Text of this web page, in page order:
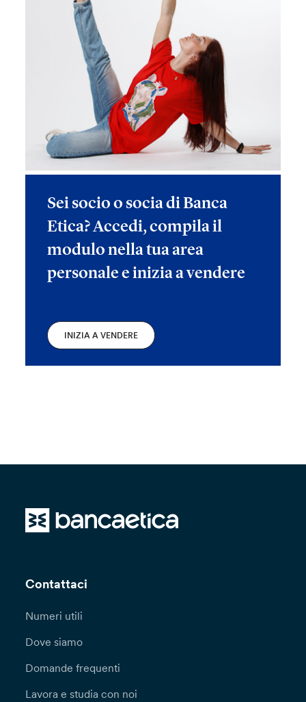
Sei socio o socia di Banca
Etica? Accedi, compila il
modulo nella tua area
personale e inizia a vendere
INIZIA A VENDERE
Contattaci
Numeri utili
Dove siamo
Domande frequenti
Lavora e studia con noi